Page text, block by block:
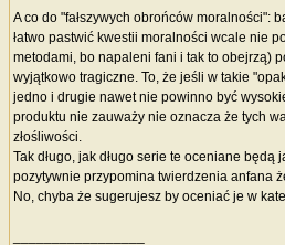
A co do "fałszywych obrońców moralności":
łatwo pastwić kwestii moralności wcale nie
metodami, bo napaleni fani i tak to obejrzą)
wyjątkowo tragiczne. To, że jeśli w takie
jedno i drugie nawet nie powinno być
produktu nie zauważy nie oznacza że tych
złośliwości.
Tak długo, jak długo serie te oceniane
pozytywnie przypomina twierdzenia anfana
No, chyba że sugerujesz by oceniać je w